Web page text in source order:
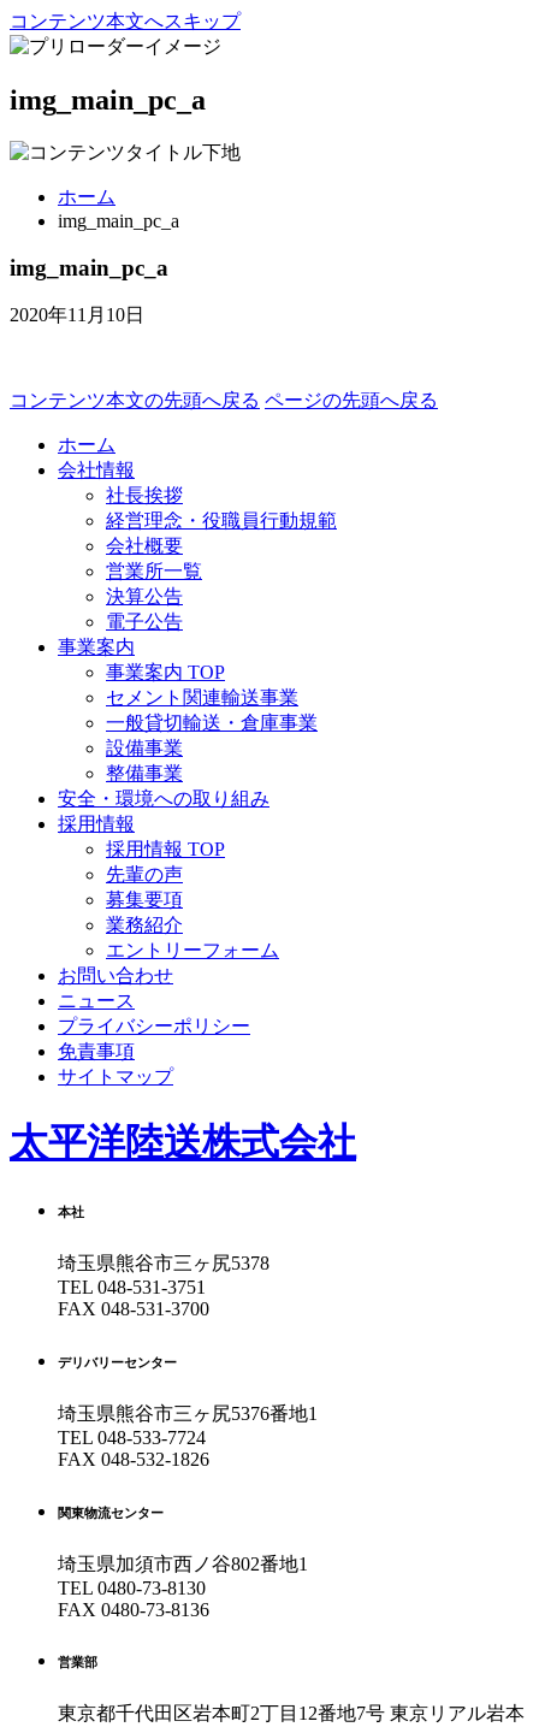
コンテンツ本文へスキップ
img_main_pc_a
ホーム
img_main_pc_a
img_main_pc_a
2020年11月10日
コンテンツ本文の先頭へ戻る ページの先頭へ戻る
ホーム
会社情報
社長挨拶
経営理念・役職員行動規範
会社概要
営業所一覧
決算公告
電子公告
事業案内
事業案内 TOP
セメント関連輸送事業
一般貸切輸送・倉庫事業
設備事業
整備事業
安全・環境への取り組み
採用情報
採用情報 TOP
先輩の声
募集要項
業務紹介
エントリーフォーム
お問い合わせ
ニュース
プライバシーポリシー
免責事項
サイトマップ
太平洋陸送株式会社
本社
埼玉県熊谷市三ヶ尻5378
TEL 048-531-3751
FAX 048-531-3700
デリバリーセンター
埼玉県熊谷市三ヶ尻5376番地1
TEL 048-533-7724
FAX 048-532-1826
関東物流センター
埼玉県加須市西ノ谷802番地1
TEL 0480-73-8130
FAX 0480-73-8136
営業部
東京都千代田区岩本町2丁目12番地7号 東京リアル岩本